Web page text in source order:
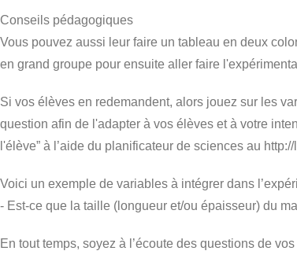
Conseils pédagogiques
Vous pouvez aussi leur faire un tableau en deux
en grand groupe pour ensuite aller faire
Si vos élèves en redemandent, alors jouez sur les
question afin de l'adapter à vos élèves et à votre
l'élève” à l’aide du planificateur de sciences au
Voici un exemple de variables à intégrer dans
- Est-ce que la taille (longueur et/ou épaisseur) du
En tout temps, soyez à l’écoute des questions de